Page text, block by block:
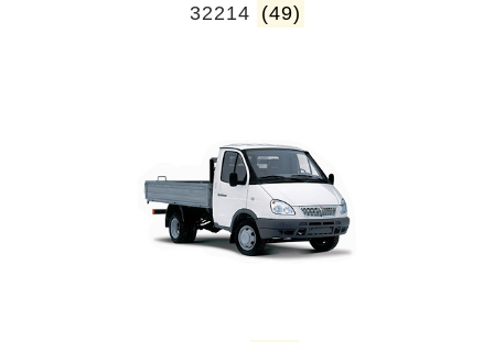
32214 (49)